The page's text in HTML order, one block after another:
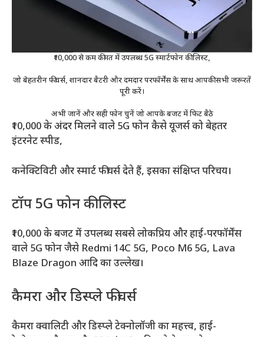
₹10,000 से कम कीमत में उपलब्ध 5G स्मार्टफोन की लिस्ट,
जो बेहतरीन फीचर्स, शानदार बैटरी और दमदार परफॉर्मेंस के साथ आपकी सभी जरूरतें
पूरी करें।
अभी जानें और सही फोन चुनें जो आपके बजट में फिट बैठे
₹10,000 के अंदर मिलने वाले 5G फोन कैसे यूजर्स को बेहतर
इंटरनेट स्पीड,
कनेक्टिविटी और स्मार्ट फीचर्स देते हैं, इसका संक्षिप्त परिचय।
टॉप 5G फोन की लिस्ट
₹10,000 के बजट में उपलब्ध सबसे लोकप्रिय और हाई-परफॉर्मेंस
वाले 5G फोन जैसे Redmi 14C 5G, Poco M6 5G, Lava
Blaze Dragon आदि का उल्लेख।
कैमरा और डिस्प्ले फीचर्स
कैमरा क्वालिटी और डिस्प्ले टेक्नोलॉजी का महत्त्व, हाई-